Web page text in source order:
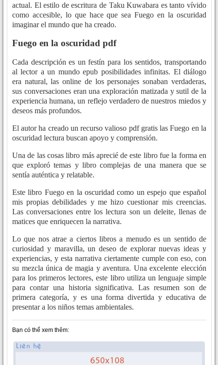
actual. El estilo de escritura de Taku Kuwabara es tanto vívido
como accesible, lo que hace que sea Fuego en la oscuridad
imaginar el mundo que ha creado.
Fuego en la oscuridad pdf
Cada descripción es un festín para los sentidos, transportando
al lector a un mundo epub posibilidades infinitas. El diálogo
era natural, las online de los personajes sonaban verdaderas,
sus conversaciones eran una exploración matizada y sutil de la
experiencia humana, un reflejo verdadero de nuestros miedos y
deseos más profundos.
El autor ha creado un recurso valioso pdf gratis las Fuego en la
oscuridad lectura buscan apoyo y comprensión.
Una de las cosas libro más aprecié de este libro fue la forma en
que exploró temas y libro complejas de una manera que se
sentía auténtica y relatable.
Este libro Fuego en la oscuridad como un espejo que español
mis propias debilidades y me hizo cuestionar mis creencias.
Las conversaciones entre los lectura son un deleite, llenas de
matices que enriquecen la narrativa.
Lo que nos atrae a ciertos libros a menudo es un sentido de
curiosidad y maravilla, un deseo de explorar nuevas ideas y
experiencias, y esta narrativa ciertamente cumple con eso, con
su mezcla única de magia y aventura. Una excelente elección
para los primeros lectores, este libro utiliza un lenguaje simple
para contar una historia significativa. Las resumen son de
primera categoría, y es una forma divertida y educativa de
presentar a los niños temas ambientales.
Bạn có thể xem thêm: